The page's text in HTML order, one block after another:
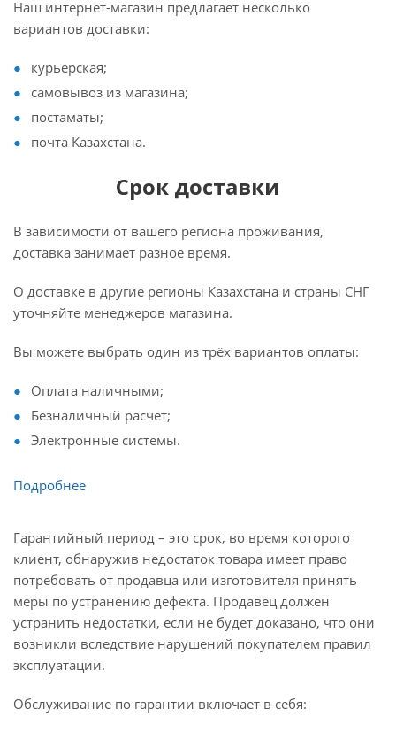
Наш интернет-магазин предлагает несколько
вариантов доставки:
курьерская;
самовывоз из магазина;
постаматы;
почта Казахстана.
Срок доставки
В зависимости от вашего региона проживания,
доставка занимает разное время.
О доставке в другие регионы Казахстана и страны СНГ
уточняйте менеджеров магазина.
Вы можете выбрать один из трёх вариантов оплаты:
Оплата наличными;
Безналичный расчёт;
Электронные системы.
Подробнее
Гарантийный период – это срок, во время которого
клиент, обнаружив недостаток товара имеет право
потребовать от продавца или изготовителя принять
меры по устранению дефекта. Продавец должен
устранить недостатки, если не будет доказано, что они
возникли вследствие нарушений покупателем правил
эксплуатации.
Обслуживание по гарантии включает в себя: